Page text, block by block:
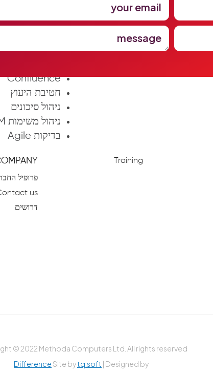
יש חיסון
Migration
Confluence
חטיבת היעוץ
ניהול סיכונים
ניהול משימות ETM
בדיקות Agile
your email
message
Training
פרופיל
us
דרושים
© 2022 Methoda Computers Ltd. All rights reserved.
Site bytq.soft | Designed by
Difference